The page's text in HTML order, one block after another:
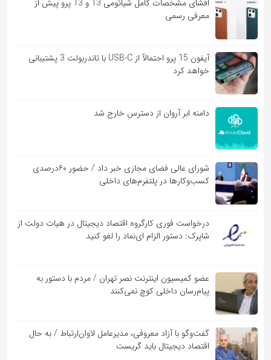
افشای مشخصات کامل شیائومی 13 و 13 پرو پیش از
معرفی رسمی
آیفون 15 پرو احتمالاً از USB-C با تاندربولت 3 پشتیبانی
خواهد کرد
دامنه ابر آروان از دسترس خارج شد
شورای عالی فضای مجازی خبر داد / حضور ۶۰درصدی
کسب‌و‌کارها در پلتفرم‌های داخلی
درخواست فوری کارگروه اقتصاد دیجیتال در هیات دولت از
شاپرک: دستور الزام ای‌نماد را لغو کنید
عضو کمیسیون اینترنت نصر تهران / مردم با دستور به
پیام‌رسان داخلی کوچ نمی‌کنند
گفت‌و‌گو با آزاد معروفی، مدیرعامل لاوان‌ارتباط / به حال
اقتصاد دیجیتال باید گریست